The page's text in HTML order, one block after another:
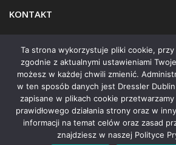
KONTAKT
Biuro:(22) 45 70 402
Mail:biuro@swiatksiazki.pl
Copyright © 2015 Świat Książki. Wszelkie
Ta strona wykorzystuje pliki cookie,
zgodnie z aktualnymi ustawieniami
możesz w każdej chwili zmienić.
w ten sposób danych jest Dressler
zapisane w plikach cookie
prawidłowego działania strony oraz w
informacji na temat celów oraz zasad
znajdziesz w naszej Polityce